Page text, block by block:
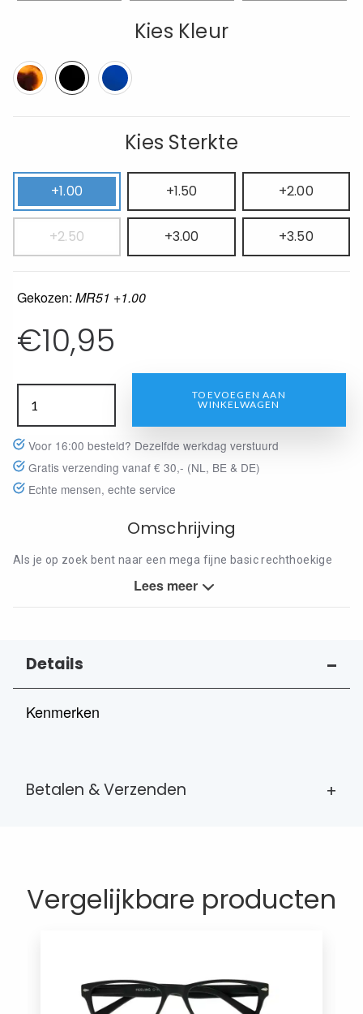
×
Kies Kleur
Kies Sterkte
+1.00 +1.50 +2.00
+2.50 +3.00 +3.50
Gekozen: MR51 +1.00
€10,95
TOEVOEGEN AAN
WINKELWAGEN
Voor 16:00 besteld? Dezelfde werkdag verstuurd
Gratis verzending vanaf € 30,- (NL, BE & DE)
Echte mensen, echte service
Omschrijving
Als je op zoek bent naar een mega fijne basic rechthoekige
leesbril wellicht helemaal aan je wensen. Een goede pasvorm,
geleverd inclusief transparant kunststof koker.
Lees meer
Details
Kenmerken
Betalen & Verzenden
Vergelijkbare producten